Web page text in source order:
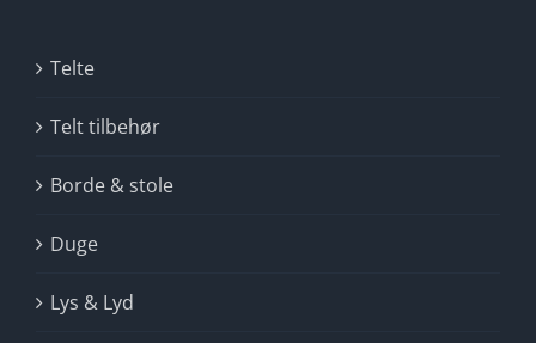
Telte
Telt tilbehør
Borde & stole
Duge
Lys & Lyd